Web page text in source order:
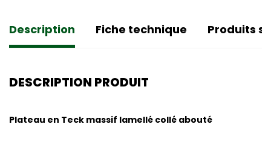
Description Fiche technique Produits
DESCRIPTION PRODUIT
Plateau en Teck massif lamellé collé abouté